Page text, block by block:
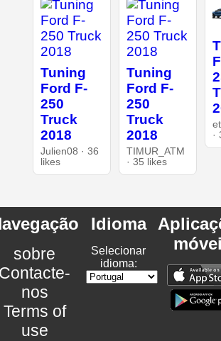
Tuning
Ford F-
250
Truck
2018
Julien08 · 36
likes
Tuning
Ford F-
250
Truck
2018
TIMUR_ATM
· 35 likes
·
sobre
nos
Terms of
use
Idioma
Selecionar
idioma: